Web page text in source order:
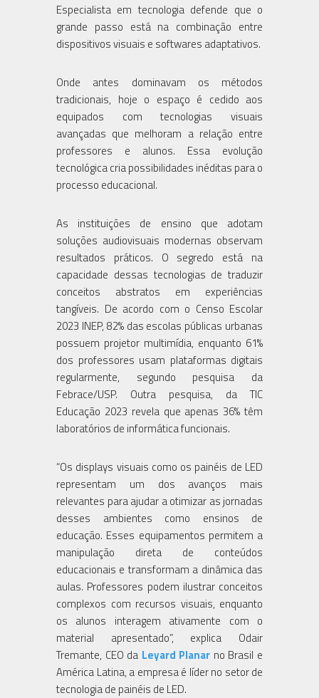
Especialista em tecnologia defende que o
grande passo está na combinação entre
dispositivos visuais e softwares adaptativos.
Onde antes dominavam os métodos
tradicionais, hoje o espaço é cedido aos
equipados com tecnologias visuais
avançadas que melhoram a relação entre
professores e alunos. Essa evolução
tecnológica cria possibilidades inéditas para o
processo educacional.
As instituições de ensino que adotam
soluções audiovisuais modernas observam
resultados práticos. O segredo está na
capacidade dessas tecnologias de traduzir
conceitos abstratos em experiências
tangíveis. De acordo com o Censo Escolar
2023 INEP, 82% das escolas públicas urbanas
possuem projetor multimídia, enquanto 61%
dos professores usam plataformas digitais
regularmente, segundo pesquisa da
Febrace/USP. Outra pesquisa, da TIC
Educação 2023 revela que apenas 36% têm
laboratórios de informática funcionais.
“Os displays visuais como os painéis de LED
representam um dos avanços mais
relevantes para ajudar a otimizar as jornadas
desses ambientes como ensinos de
educação. Esses equipamentos permitem a
manipulação direta de conteúdos
educacionais e transformam a dinâmica das
aulas. Professores podem ilustrar conceitos
complexos com recursos visuais, enquanto
os alunos interagem ativamente com o
material apresentado”, explica Odair
Tremante, CEO da Leyard Planar no Brasil e
América Latina, a empresa é líder no setor de
tecnologia de painéis de LED.